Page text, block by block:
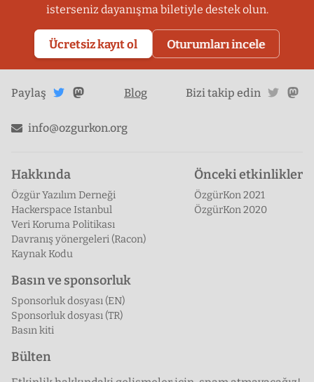
isterseniz dayanışma biletiyle destek olun.
Ücretsiz kayıt ol Oturumları incele
Paylaş
Twitter'da
paylaş
Mastodon'da
Blog Bizi takip edin
info@ozgurkon.org
Hakkında
Özgür Yazılım Derneği
Hackerspace Istanbul
Veri Koruma Politikası
Davranış yönergeleri (Racon)
Kaynak Kodu
Önceki etkinlikler
ÖzgürKon 2021
ÖzgürKon 2020
Basın ve sponsorluk
Sponsorluk dosyası (EN)
Sponsorluk dosyası (TR)
Basın kiti
Bülten